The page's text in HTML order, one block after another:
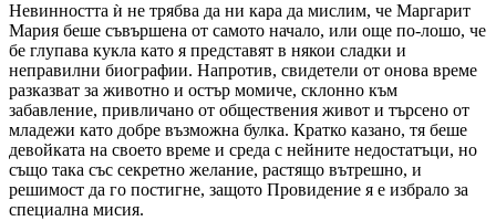
Невинността ѝ не трябва да ни кара да мислим, че Маргарит
Мария беше съвършена от самото начало, или още по-лошо, че
бе глупава кукла като я представят в някои сладки и
неправилни биографии. Напротив, свидетели от онова време
разказват за животно и остър момиче, склонно към
забавление, привличано от обществения живот и търсено от
младежи като добре възможна булка. Кратко казано, тя беше
девойката на своето време и среда с нейните недостатъци, но
също така със секретно желание, растящо вътрешно, и
решимост да го постигне, защото Провидение я е избрало за
специална мисия.